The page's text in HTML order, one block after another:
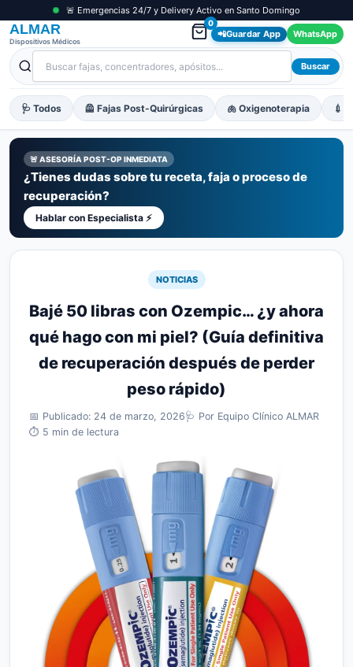
🚨 Emergencias 24/7 y Delivery Activo en Santo Domingo
ALMAR
Dispositivos Médicos
0
📲Guardar App WhatsApp
Buscar
🩺 Todos 🦺 Fajas Post-Quirúrgicas 🫁 Oxigenoterapia 💉
🚨 ASESORÍA POST-OP INMEDIATA
¿Tienes dudas sobre tu receta, faja o proceso de
recuperación?
Hablar con Especialista ⚡
NOTICIAS
Bajé 50 libras con Ozempic… ¿y ahora
qué hago con mi piel? (Guía definitiva
de recuperación después de perder
peso rápido)
📅 Publicado: 24 de marzo, 2026🩺 Por Equipo Clínico ALMAR
⏱️ 5 min de lectura